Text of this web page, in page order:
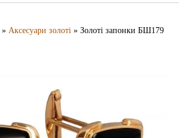
» Аксесуари золоті » Золоті запонки БШ179